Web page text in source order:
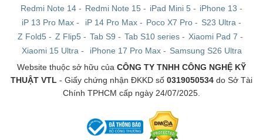
Redmi Note 14 - Redmi Note 15 - iPad Mini 5 - iPhone 13 -
iP 13 Pro Max - iP 14 Pro Max - Poco X7 Pro - S23 Ultra -
Z Fold5 - Z Flip5 - Tab S9 - Tab S10 series - Xiaomi Pad 7 -
Xiaomi 15 Ultra - iPhone 17 Pro Max- Samsung S26 Ultra
Website thuộc sở hữu của CÔNG TY TNHH CÔNG NGHỆ KỸ
THUẬT VTL - Giấy chứng nhận ĐKKD số 0319050534 do Sở Tài
Chính TPHCM cấp ngày 24/07/2025.